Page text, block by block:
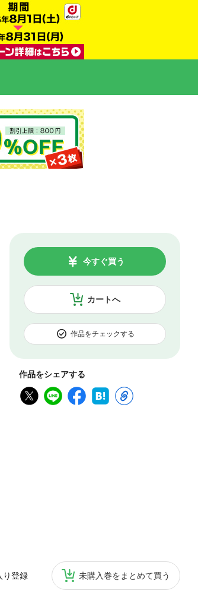
カートへ
今すぐ買う
作品をチェックする
作品をシェアする
り登録 未購入巻をまとめて買う